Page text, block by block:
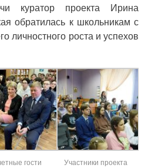
куратор проекта Ирина
обратилась к школьникам с
личностного роста и успехов
гости
Участники проекта